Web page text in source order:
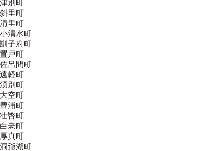
津別町
斜里町
清里町
小清水町
訓子府町
置戸町
佐呂間町
遠軽町
湧別町
大空町
豊浦町
壮瞥町
白老町
厚真町
洞爺湖町